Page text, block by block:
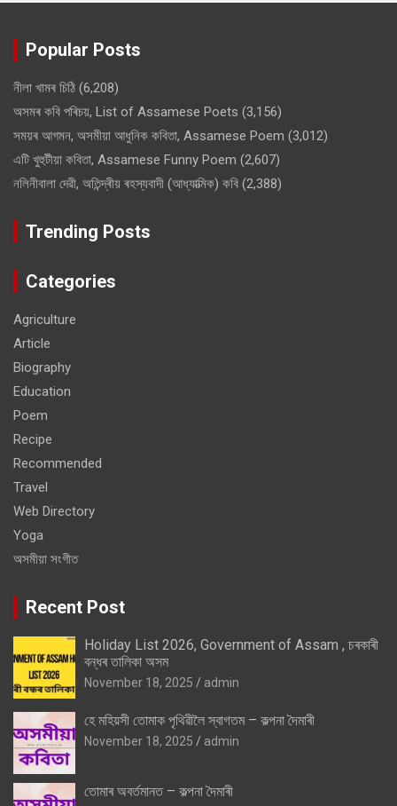
Popular Posts
নীলা খামৰ চিঠি (6,208)
অসমৰ কবি পৰিচয়, List of Assamese Poets (3,156)
সময়ৰ আগমন, অসমীয়া আধুনিক কবিতা, Assamese Poem (3,012)
এটি খুহুটীয়া কবিতা, Assamese Funny Poem (2,607)
নলিনীবালা দেৱী, অতিন্দ্ৰীয় ৰহস্যবাদী (আধ্যাত্মিক) কবি (2,388)
Trending Posts
Categories
Agriculture
Article
Biography
Education
Poem
Recipe
Recommended
Travel
Web Directory
Yoga
অসমীয়া সংগীত
Recent Post
Holiday List 2026, Government of Assam , চৰকাৰী
বন্ধৰ তালিকা অসম
November 18, 2025 admin
হে মহিয়সী তোমাক পৃথিৱীলৈ স্বাগতম – কল্পনা দৈমাৰী
November 18, 2025 admin
তোমাৰ অবৰ্তমানত – কল্পনা দৈমাৰী